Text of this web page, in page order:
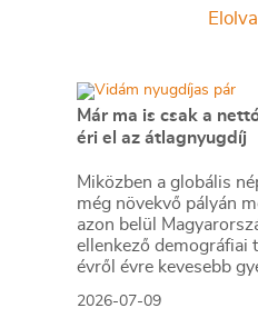
Már ma is csak a
éri el az átlagnyugdíj
Miközben a globális
még növekvő pályán
azon belül
ellenkező demográfiai
évről évre kevesebb
folyamatosan
2026-07-09